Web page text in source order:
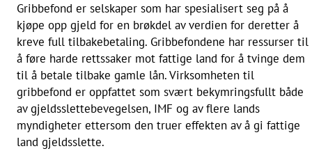
Gribbefond er selskaper som har spesialisert seg på å
kjøpe opp gjeld for en brøkdel av verdien for deretter å
kreve full tilbakebetaling. Gribbefondene har ressurser til
å føre harde rettssaker mot fattige land for å tvinge dem
til å betale tilbake gamle lån. Virksomheten til
gribbefond er oppfattet som svært bekymringsfullt både
av gjeldsslettebevegelsen, IMF og av flere lands
myndigheter ettersom den truer effekten av å gi fattige
land gjeldsslette.